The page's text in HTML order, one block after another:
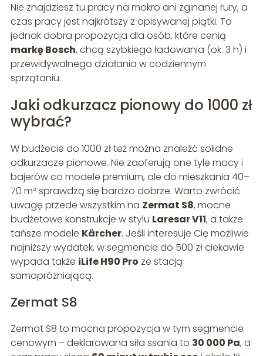
Nie znajdziesz tu pracy na mokro ani zginanej rury, a
czas pracy jest najkrótszy z opisywanej piątki. To
jednak dobra propozycja dla osób, które cenią
markę Bosch, chcą szybkiego ładowania (ok. 3 h) i
przewidywalnego działania w codziennym
sprzątaniu.
Jaki odkurzacz pionowy do 1000 zł
wybrać?
W budżecie do 1000 zł też można znaleźć solidne
odkurzacze pionowe. Nie zaoferują one tyle mocy i
bajerów co modele premium, ale do mieszkania 40–
70 m² sprawdzą się bardzo dobrze. Warto zwrócić
uwagę przede wszystkim na Zermat S8, mocne
budżetowe konstrukcje w stylu Laresar V11, a także
tańsze modele Kärcher. Jeśli interesuje Cię możliwie
najniższy wydatek, w segmencie do 500 zł ciekawie
wypada także iLife H90 Pro ze stacją
samopróżniającą.
Zermat S8
Zermat S8 to mocna propozycja w tym segmencie
cenowym – deklarowana siła ssania to 30 000 Pa, a